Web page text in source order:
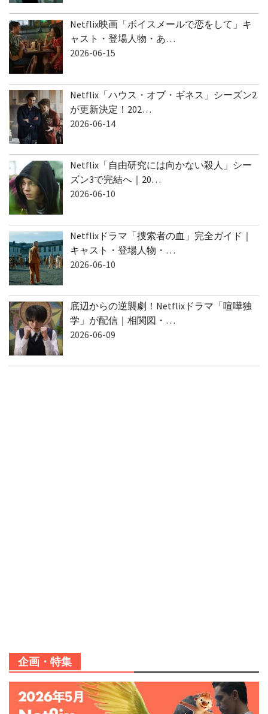
Netflix映画「ボイスメールで恋をして」キ
ャスト・登場人物・あ…
Netflix「ハウス・オブ・ギネス」シーズン2
が更新決定！202…
Netflix「自由研究には向かない殺人」シー
ズン3で完結へ｜20…
Netflixドラマ「捜索者の血」完全ガイド｜
キャスト・登場人物・…
底辺からの逆襲劇！Netflixドラマ「喧嘩独
学」が配信｜相関図・…
企画・特集